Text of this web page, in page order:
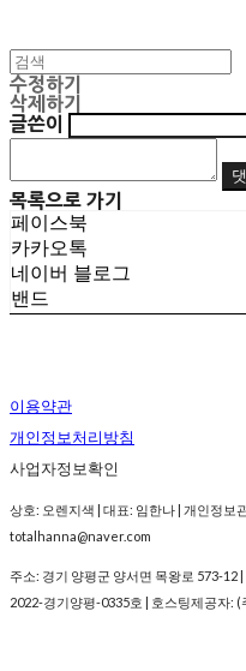
수정하기
삭제하기
글쓴이
목록으로 가기
페이스북
카카오톡
네이버 블로그
밴드
이용약관
개인정보처리방침
사업자정보확인
상호: 오렌지색 | 대표: 임한나 | 개인정보
totalhanna@naver.com
주소: 경기 양평군 양서면 목왕로 573-12
2022-경기양평-0335호 | 호스팅제공자: